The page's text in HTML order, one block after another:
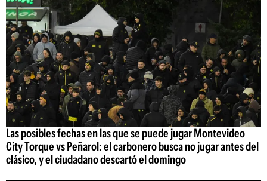
Las posibles fechas en las que se puede jugar Montevideo
City Torque vs Peñarol: el carbonero busca no jugar antes del
clásico, y el ciudadano descartó el domingo